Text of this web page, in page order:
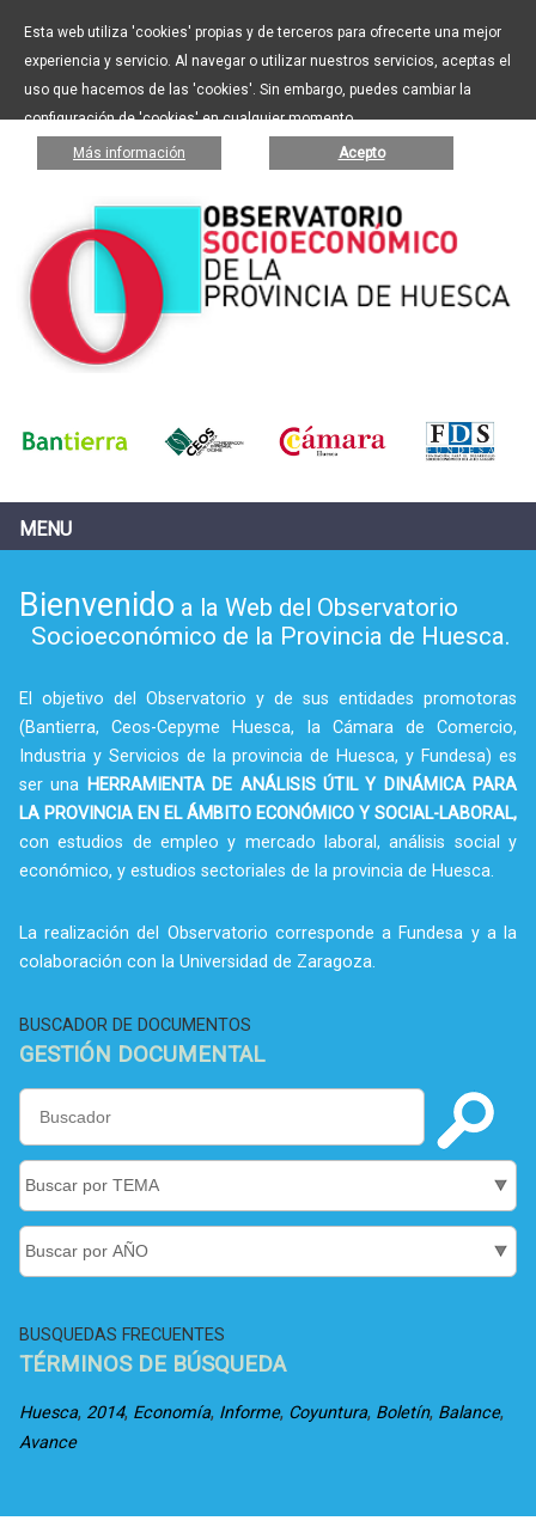
Esta web utiliza 'cookies' propias y de terceros para ofrecerte una mejor
experiencia y servicio. Al navegar o utilizar nuestros servicios, aceptas el
uso que hacemos de las 'cookies'. Sin embargo, puedes cambiar la
configuración de 'cookies' en cualquier momento.
Más información Acepto
MENU
Bienvenido a la Web del Observatorio
Socioeconómico de la Provincia de Huesca.
El objetivo del Observatorio y de sus entidades promotoras
(Bantierra, Ceos-Cepyme Huesca, la Cámara de Comercio,
Industria y Servicios de la provincia de Huesca, y Fundesa) es
ser una HERRAMIENTA DE ANÁLISIS ÚTIL Y DINÁMICA PARA
LA PROVINCIA EN EL ÁMBITO ECONÓMICO Y SOCIAL-LABORAL,
con estudios de empleo y mercado laboral, análisis social y
económico, y estudios sectoriales de la provincia de Huesca.
La realización del Observatorio corresponde a Fundesa y a la
colaboración con la Universidad de Zaragoza.
BUSCADOR DE DOCUMENTOS
GESTIÓN DOCUMENTAL
BUSQUEDAS FRECUENTES
TÉRMINOS DE BÚSQUEDA
Huesca, 2014, Economía, Informe, Coyuntura, Boletín, Balance,
Avance